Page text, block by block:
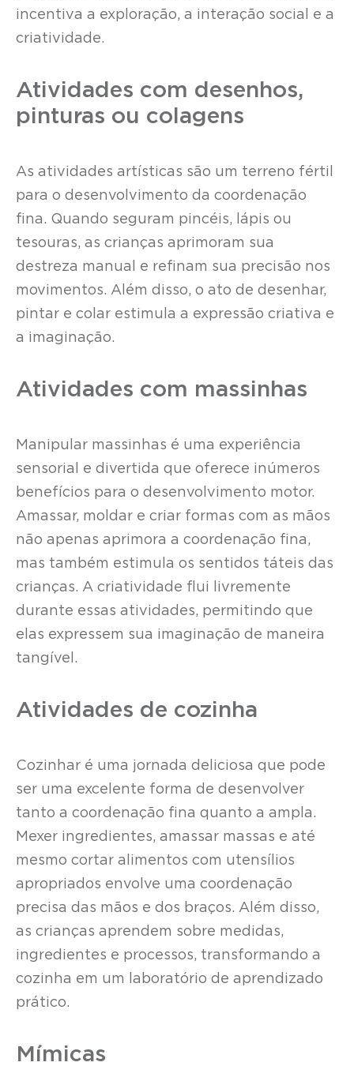
incentiva a exploração, a interação social e a
criatividade.
Atividades com desenhos,
pinturas ou colagens
As atividades artísticas são um terreno fértil
para o desenvolvimento da coordenação
fina. Quando seguram pincéis, lápis ou
tesouras, as crianças aprimoram sua
destreza manual e refinam sua precisão nos
movimentos. Além disso, o ato de desenhar,
pintar e colar estimula a expressão criativa e
a imaginação.
Atividades com massinhas
Manipular massinhas é uma experiência
sensorial e divertida que oferece inúmeros
benefícios para o desenvolvimento motor.
Amassar, moldar e criar formas com as mãos
não apenas aprimora a coordenação fina,
mas também estimula os sentidos táteis das
crianças. A criatividade flui livremente
durante essas atividades, permitindo que
elas expressem sua imaginação de maneira
tangível.
Atividades de cozinha
Cozinhar é uma jornada deliciosa que pode
ser uma excelente forma de desenvolver
tanto a coordenação fina quanto a ampla.
Mexer ingredientes, amassar massas e até
mesmo cortar alimentos com utensílios
apropriados envolve uma coordenação
precisa das mãos e dos braços. Além disso,
as crianças aprendem sobre medidas,
ingredientes e processos, transformando a
cozinha em um laboratório de aprendizado
prático.
Mímicas